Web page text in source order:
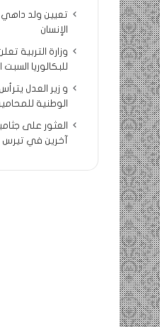
تعيين ولد داهي
الإنسان
وزارة التربية
للبكالوريا
و زير العدل
الوطنية
العثور على
آخرين في تيرس